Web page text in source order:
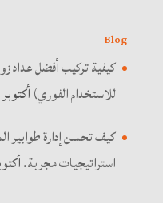
Blog
كيفية تركيب أفضل عداد
للاستخدام الفوري)أكتوبر 13. 2025
استراتيجيات مجربة.أكتوبر